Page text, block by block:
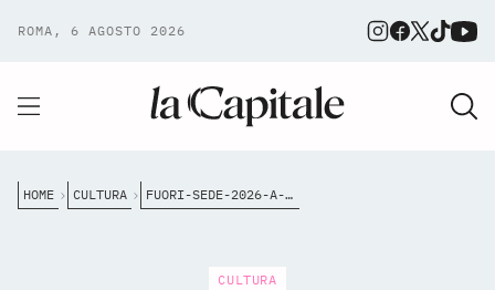
ROMA, 6 AGOSTO 2026
HOME CULTURA FUORI-SEDE-2026-A-ROMA-TORNA-IL-FESTIVAL-DELLE-ACCADEMIE-E-DEGLI-ISTITUTI-DI-CULTURA-STRANIERI
CULTURA